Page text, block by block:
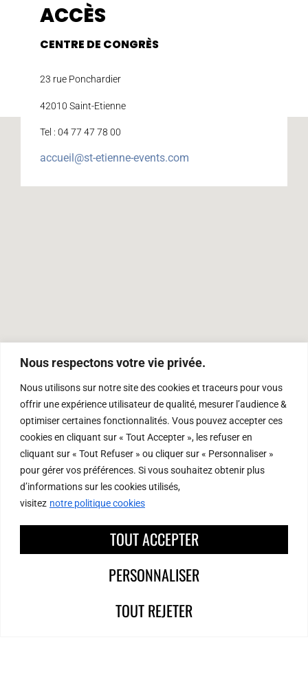
Nous respectons votre vie privée.
Nous utilisons sur notre site des cookies et traceurs pour vous
offrir une expérience utilisateur de qualité, mesurer l’audience &
optimiser certaines fonctionnalités. Vous pouvez accepter ces
cookies en cliquant sur « Tout Accepter », les refuser en
cliquant sur « Tout Refuser » ou cliquer sur « Personnaliser »
pour gérer vos préférences. Si vous souhaitez obtenir plus
d’informations sur les cookies utilisés,
visitez notre politique cookies
PERSONNALISER
TOUT REJETER
TOUT ACCEPTER
ACCÈS
CENTRE DE CONGRÈS
23 rue Ponchardier
42010 Saint-Etienne
Tel : 04 77 47 78 00
accueil@st-etienne-events.com
Rue Pierre et Dominique Ponchardier
42010 Saint-Etienne